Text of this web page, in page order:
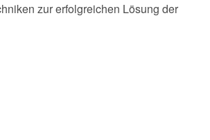
zur erfolgreichen Lösung der